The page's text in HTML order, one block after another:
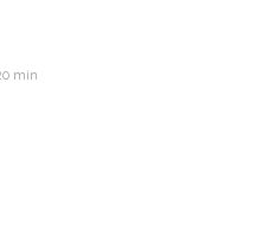
min